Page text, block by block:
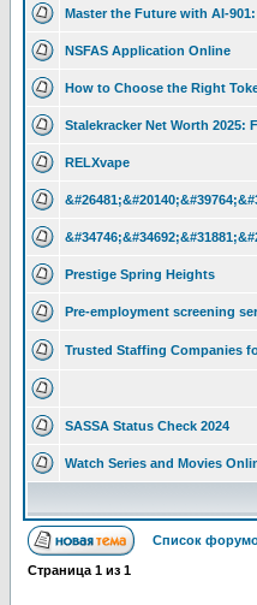
Master the Future with AI-
NSFAS Application Online
How to Choose the Right
Stalekracker Net Worth 2025:
RELXvape
Prestige Spring Heights
Pre-employment screening
Trusted Staffing Companies
SASSA Status Check 2024
Watch Series and Movies
Список
Страница 1 из 1